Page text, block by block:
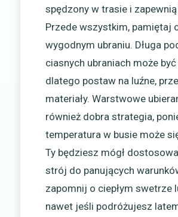
spędzony w trasie i
Przede wszystkim, pamiętaj
wygodnym ubraniu. Długa
ciasnych ubraniach może
dlatego postaw na luźne,
materiały. Warstwowe
również dobra strategia,
temperatura w busie może
Ty będziesz mógł
strój do panujących
zapomnij o ciepłym swetrze
nawet jeśli podróżujesz